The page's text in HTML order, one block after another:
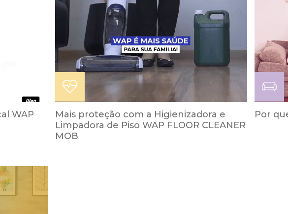
WAP
Mais proteção com a Higienizadora e
Limpadora de Piso WAP FLOOR CLEANER
MOB
Por